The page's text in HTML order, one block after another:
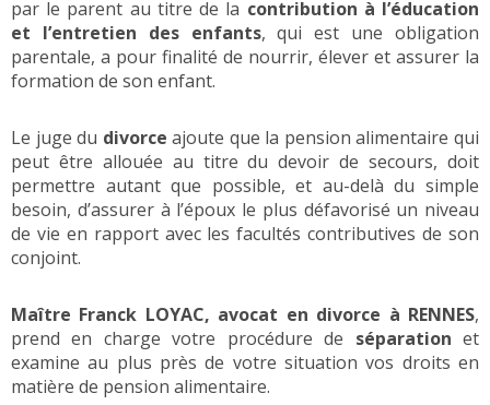
par le parent au titre de la contribution à l’éducation
et l’entretien des enfants, qui est une obligation
parentale, a pour finalité de nourrir, élever et assurer la
formation de son enfant.
Le juge du divorce ajoute que la pension alimentaire qui
peut être allouée au titre du devoir de secours, doit
permettre autant que possible, et au-delà du simple
besoin, d’assurer à l’époux le plus défavorisé un niveau
de vie en rapport avec les facultés contributives de son
conjoint.
Maître Franck LOYAC, avocat en divorce à RENNES,
prend en charge votre procédure de séparation et
examine au plus près de votre situation vos droits en
matière de pension alimentaire.